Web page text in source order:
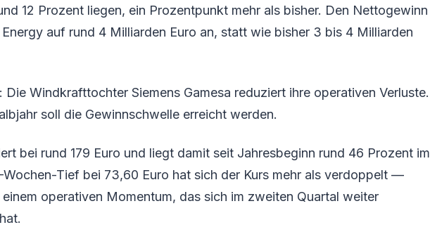
12 Prozent liegen, ein Prozentpunkt mehr als bisher. Den Nettogewinn
Energy auf rund 4 Milliarden Euro an, statt wie bisher 3 bis 4 Milliarden
Die Windkrafttochter Siemens Gamesa reduziert ihre operativen Verluste.
soll die Gewinnschwelle erreicht werden.
bei rund 179 Euro und liegt damit seit Jahresbeginn rund 46 Prozent im
Wochen-Tief bei 73,60 Euro hat sich der Kurs mehr als verdoppelt —
operativen Momentum, das sich im zweiten Quartal weiter